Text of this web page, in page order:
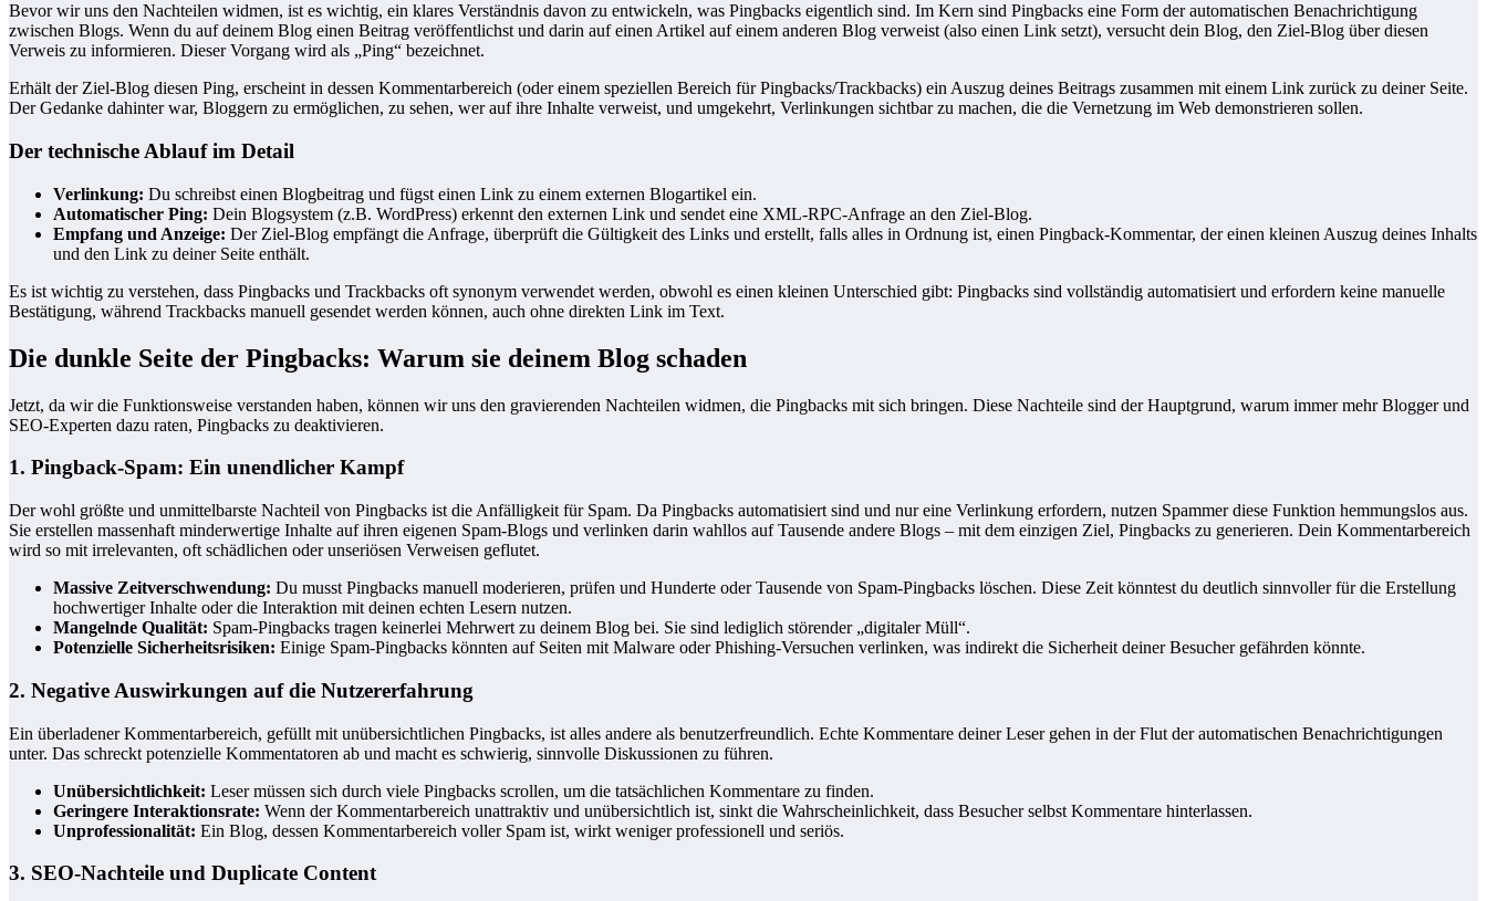
Bevor wir uns den Nachteilen widmen, ist es wichtig, ein klares Verständnis davon zu entwickeln, was Pingbacks eigentlich sind. Im Kern sind Pingbacks eine Form der automatischen Benachrichtigung
zwischen Blogs. Wenn du auf deinem Blog einen Beitrag veröffentlichst und darin auf einen Artikel auf einem anderen Blog verweist (also einen Link setzt), versucht dein Blog, den Ziel-Blog über diesen
Verweis zu informieren. Dieser Vorgang wird als „Ping“ bezeichnet.
Erhält der Ziel-Blog diesen Ping, erscheint in dessen Kommentarbereich (oder einem speziellen Bereich für Pingbacks/Trackbacks) ein Auszug deines Beitrags zusammen mit einem Link zurück zu deiner Seite.
Der Gedanke dahinter war, Bloggern zu ermöglichen, zu sehen, wer auf ihre Inhalte verweist, und umgekehrt, Verlinkungen sichtbar zu machen, die die Vernetzung im Web demonstrieren sollen.
Der technische Ablauf im Detail
Verlinkung: Du schreibst einen Blogbeitrag und fügst einen Link zu einem externen Blogartikel ein.
Automatischer Ping: Dein Blogsystem (z.B. WordPress) erkennt den externen Link und sendet eine XML-RPC-Anfrage an den Ziel-Blog.
Empfang und Anzeige: Der Ziel-Blog empfängt die Anfrage, überprüft die Gültigkeit des Links und erstellt, falls alles in Ordnung ist, einen Pingback-Kommentar, der einen kleinen Auszug deines Inhalts
und den Link zu deiner Seite enthält.
Es ist wichtig zu verstehen, dass Pingbacks und Trackbacks oft synonym verwendet werden, obwohl es einen kleinen Unterschied gibt: Pingbacks sind vollständig automatisiert und erfordern keine manuelle
Bestätigung, während Trackbacks manuell gesendet werden können, auch ohne direkten Link im Text.
Die dunkle Seite der Pingbacks: Warum sie deinem Blog schaden
Jetzt, da wir die Funktionsweise verstanden haben, können wir uns den gravierenden Nachteilen widmen, die Pingbacks mit sich bringen. Diese Nachteile sind der Hauptgrund, warum immer mehr Blogger und
SEO-Experten dazu raten, Pingbacks zu deaktivieren.
1. Pingback-Spam: Ein unendlicher Kampf
Der wohl größte und unmittelbarste Nachteil von Pingbacks ist die Anfälligkeit für Spam. Da Pingbacks automatisiert sind und nur eine Verlinkung erfordern, nutzen Spammer diese Funktion hemmungslos aus.
Sie erstellen massenhaft minderwertige Inhalte auf ihren eigenen Spam-Blogs und verlinken darin wahllos auf Tausende andere Blogs – mit dem einzigen Ziel, Pingbacks zu generieren. Dein Kommentarbereich
wird so mit irrelevanten, oft schädlichen oder unseriösen Verweisen geflutet.
Massive Zeitverschwendung: Du musst Pingbacks manuell moderieren, prüfen und Hunderte oder Tausende von Spam-Pingbacks löschen. Diese Zeit könntest du deutlich sinnvoller für die Erstellung
hochwertiger Inhalte oder die Interaktion mit deinen echten Lesern nutzen.
Mangelnde Qualität: Spam-Pingbacks tragen keinerlei Mehrwert zu deinem Blog bei. Sie sind lediglich störender „digitaler Müll“.
Potenzielle Sicherheitsrisiken: Einige Spam-Pingbacks könnten auf Seiten mit Malware oder Phishing-Versuchen verlinken, was indirekt die Sicherheit deiner Besucher gefährden könnte.
2. Negative Auswirkungen auf die Nutzererfahrung
Ein überladener Kommentarbereich, gefüllt mit unübersichtlichen Pingbacks, ist alles andere als benutzerfreundlich. Echte Kommentare deiner Leser gehen in der Flut der automatischen Benachrichtigungen
unter. Das schreckt potenzielle Kommentatoren ab und macht es schwierig, sinnvolle Diskussionen zu führen.
Unübersichtlichkeit: Leser müssen sich durch viele Pingbacks scrollen, um die tatsächlichen Kommentare zu finden.
Geringere Interaktionsrate: Wenn der Kommentarbereich unattraktiv und unübersichtlich ist, sinkt die Wahrscheinlichkeit, dass Besucher selbst Kommentare hinterlassen.
Unprofessionalität: Ein Blog, dessen Kommentarbereich voller Spam ist, wirkt weniger professionell und seriös.
3. SEO-Nachteile und Duplicate Content